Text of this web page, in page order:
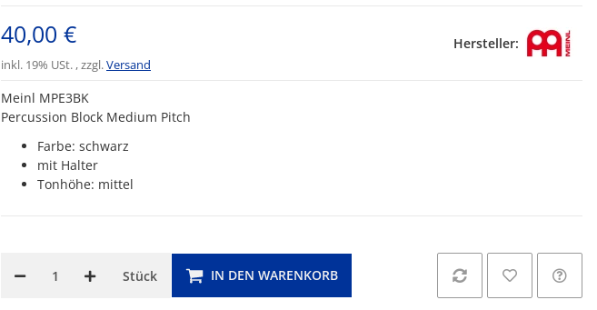
40,00 €
inkl. 19% USt. , zzgl.Versand
Hersteller:
Meinl MPE3BK
Percussion Block Medium Pitch
Farbe: schwarz
mit Halter
Tonhöhe: mittel
Stück IN DEN WARENKORB